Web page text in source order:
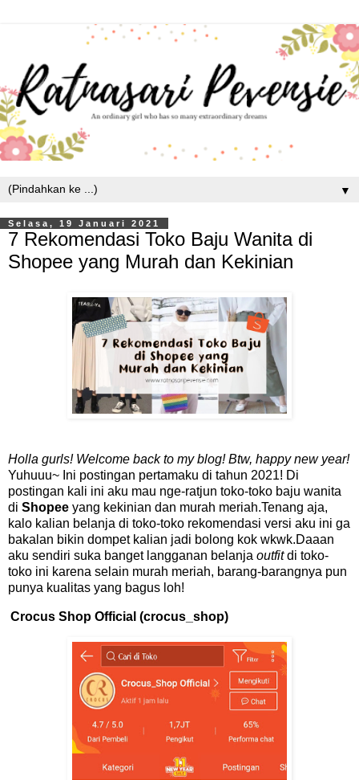
▼
Selasa, 19 Januari 2021
7 Rekomendasi Toko Baju Wanita di
Shopee yang Murah dan Kekinian
Holla gurls! Welcome back to my blog! Btw, happy new year!
Yuhuuu~ Ini postingan pertamaku di tahun 2021! Di
postingan kali ini aku mau nge-ratjun toko-toko baju wanita
di Shopee yang kekinian dan murah meriah.Tenang aja,
kalo kalian belanja di toko-toko rekomendasi versi aku ini ga
bakalan bikin dompet kalian jadi bolong kok wkwk.Daaan
aku sendiri suka banget langganan belanja outfitdi toko-
toko ini karena selain murah meriah, barang-barangnya pun
punya kualitas yang bagus loh!
Crocus Shop Official (crocus_shop)